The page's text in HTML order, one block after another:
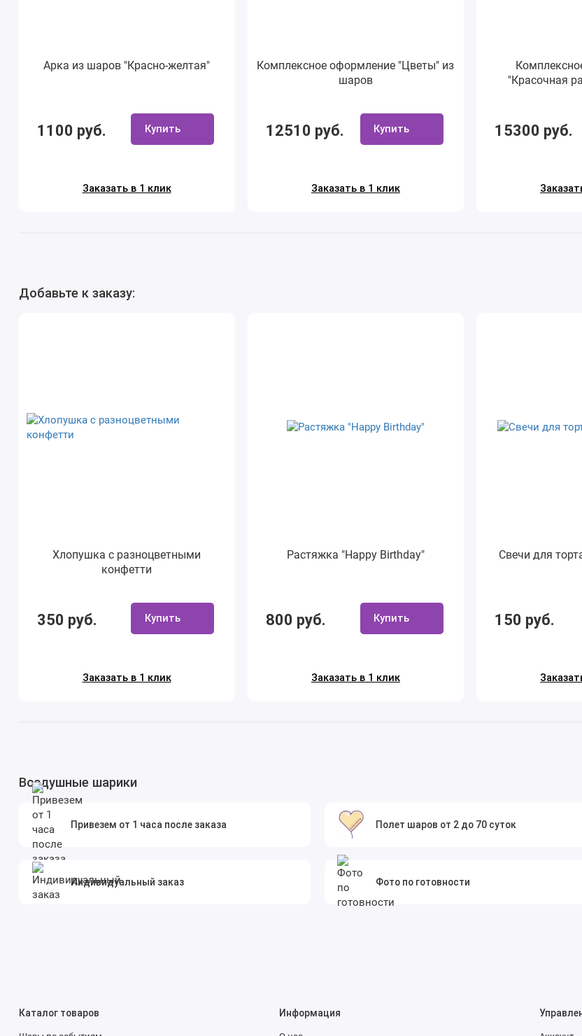
Арка из шаров "Красно-желтая"
1100 руб. Купить
Заказать в 1 клик
Комплексное оформление "Цветы" из
шаров
12510 руб. Купить
Заказать в 1 клик
"Красочная
15300 руб.
Добавьте к заказу:
Хлопушка с разноцветными
конфетти
350 руб. Купить
Заказать в 1 клик
Растяжка "Happy Birthday"
800 руб. Купить
Заказать в 1 клик
Свечи для
150 руб.
Воздушные шарики
Привезем от 1 часа после заказа Полет шаров от 2 до 70 суток
Индивидуальный заказ Фото по готовности
Каталог товаров Информация